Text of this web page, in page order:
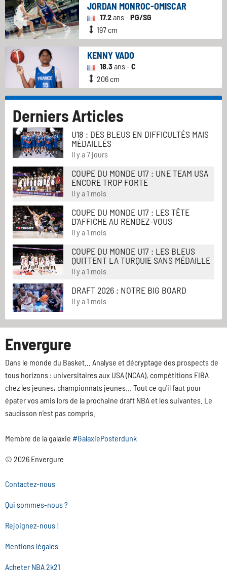
JORDAN MONROC-OMISCAR
17.2ans - PG/SG
197 cm
KENNY VADO
18.3ans - C
206 cm
Derniers Articles
U18 : DES BLEUS EN DIFFICULTÉS MAIS
MÉDAILLÉS
Il y a 7 jours
COUPE DU MONDE U17 : UNE TEAM USA
ENCORE TROP FORTE
Il y a 1 mois
COUPE DU MONDE U17 : LES TÊTE
D'AFFICHE AU RENDEZ-VOUS
Il y a 1 mois
COUPE DU MONDE U17 : LES BLEUS
QUITTENT LA TURQUIE SANS MÉDAILLE
Il y a 1 mois
DRAFT 2026 : NOTRE BIG BOARD
Il y a 1 mois
Envergure
Dans le monde du Basket... Analyse et décryptage des prospects de
tous horizons : universitaires aux USA (NCAA), compétitions FIBA
chez les jeunes, championnats jeunes... Tout ce qu'il faut pour
épater vos amis lors de la prochaine draft NBA et les suivantes. Le
saucisson n'est pas compris.
Membre de la galaxie #GalaxiePosterdunk
© 2026 Envergure
Contactez-nous
Qui sommes-nous ?
Rejoignez-nous !
Mentions légales
Acheter NBA 2k21